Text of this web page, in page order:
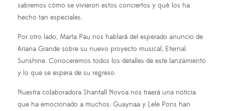
sabremos cómo se vivieron estos conciertos y qué los ha
hecho tan especiales.
Por otro lado, Marta Pau nos hablará del esperado anuncio de
Ariana Grande sobre su nuevo proyecto musical, Eternal
Sunshine. Conoceremos todos los detalles de este lanzamiento
y lo que se espera de su regreso.
Nuestra colaboradora Shantall Novoa nos traerá una noticia
que ha emocionado a muchos: Guaynaa y Lele Pons han